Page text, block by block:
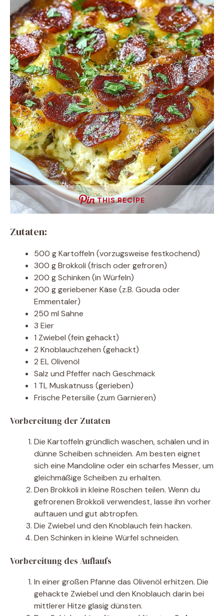
THIS RECIPE
Zutaten:
500 g Kartoffeln (vorzugsweise festkochend)
300 g Brokkoli (frisch oder gefroren)
200 g Schinken (in Würfeln)
200 g geriebener Käse (z.B. Gouda oder
Emmentaler)
250 ml Sahne
3 Eier
1 Zwiebel (fein gehackt)
2 Knoblauchzehen (gehackt)
2 EL Olivenöl
Salz und Pfeffer nach Geschmack
1 TL Muskatnuss (gerieben)
Frische Petersilie (zum Garnieren)
Vorbereitung der Zutaten
Die Kartoffeln gründlich waschen, schälen und in
dünne Scheiben schneiden. Am besten eignet
sich eine Mandoline oder ein scharfes Messer, um
gleichmäßige Scheiben zu erhalten.
Den Brokkoli in kleine Röschen teilen. Wenn du
gefrorenen Brokkoli verwendest, lasse ihn vorher
auftauen und gut abtropfen.
Die Zwiebel und den Knoblauch fein hacken.
Den Schinken in kleine Würfel schneiden.
Vorbereitung des Auflaufs
In einer großen Pfanne das Olivenöl erhitzen. Die
gehackte Zwiebel und den Knoblauch darin bei
mittlerer Hitze glasig dünsten.